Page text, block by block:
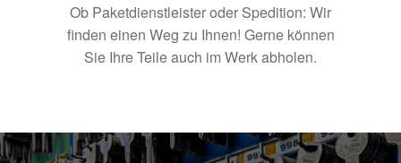
Ob Paketdienstleister oder Spedition: Wir
finden einen Weg zu Ihnen! Gerne können
Sie Ihre Teile auch im Werk abholen.